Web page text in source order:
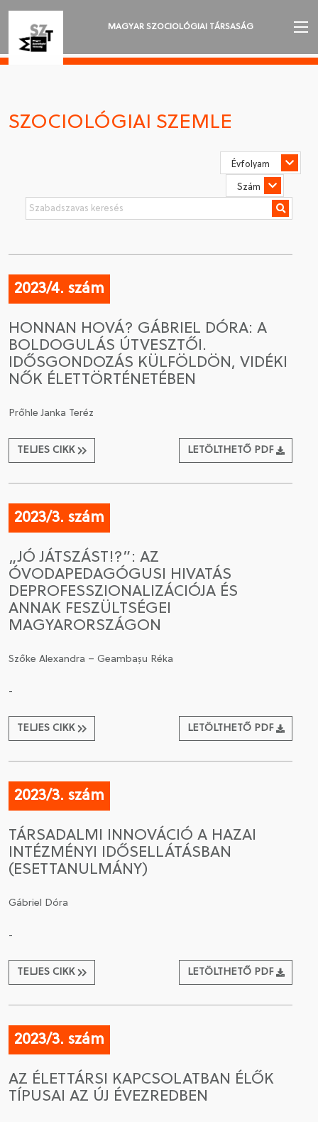
MAGYAR SZOCIOLÓGIAI TÁRSASÁG
SZOCIOLÓGIAI SZEMLE
CSATLAKOZÁS A TÁRSASÁGHOZ / MEGÚJÍTOM A
TAGSÁGOMAT
SZOCIOLÓGIAI SZEMLE
2023/4. szám
HONNAN HOVÁ? GÁBRIEL DÓRA: A
BOLDOGULÁS ÚTVESZTŐI.
IDŐSGONDOZÁS KÜLFÖLDÖN, VIDÉKI
NŐK ÉLETTÖRTÉNETÉBEN
Prőhle Janka Teréz
TELJES CIKK LETÖLTHETŐ PDF
2023/3. szám
„JÓ JÁTSZÁST!?”: AZ
ÓVODAPEDAGÓGUSI HIVATÁS
DEPROFESSZIONALIZÁCIÓJA ÉS
ANNAK FESZÜLTSÉGEI
MAGYARORSZÁGON
Szőke Alexandra – Geambașu Réka
-
TELJES CIKK LETÖLTHETŐ PDF
2023/3. szám
TÁRSADALMI INNOVÁCIÓ A HAZAI
INTÉZMÉNYI IDŐSELLÁTÁSBAN
(ESETTANULMÁNY)
Gábriel Dóra
-
TELJES CIKK LETÖLTHETŐ PDF
2023/3. szám
AZ ÉLETTÁRSI KAPCSOLATBAN ÉLŐK
TÍPUSAI AZ ÚJ ÉVEZREDBEN